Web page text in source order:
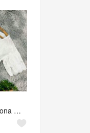
良品 PATTERN fiona ブラウス M ホワイト 半袖